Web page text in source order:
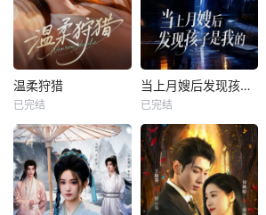
温柔狩猎
已完结
当上月嫂后发现孩子是我的
已完结